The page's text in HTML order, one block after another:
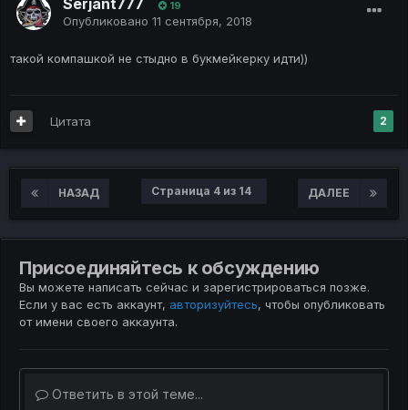
19
Опубликовано 11 сентября, 2018
такой компашкой не стыдно в букмейкерку идти))
2
Цитата
НАЗАД ДАЛЕЕ
Страница 4 из 14
Присоединяйтесь к обсуждению
Вы можете написать сейчас и зарегистрироваться позже.
Если у вас есть аккаунт, авторизуйтесь, чтобы опубликовать
от имени своего аккаунта.
Ответить в этой теме...